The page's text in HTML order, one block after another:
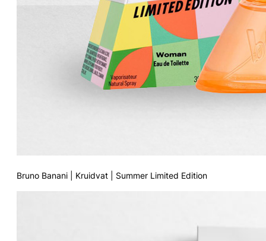
Bruno Banani | Kruidvat | Summer Limited Edition